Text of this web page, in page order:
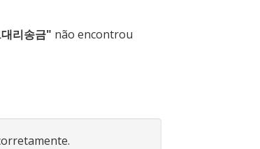
리송금" não encontrou